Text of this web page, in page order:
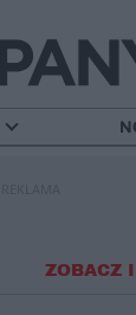
ZOBACZ